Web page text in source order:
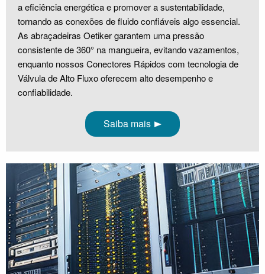
a eficiência energética e promover a sustentabilidade,
tornando as conexões de fluido confiáveis algo essencial.
As abraçadeiras Oetiker garantem uma pressão
consistente de 360° na mangueira, evitando vazamentos,
enquanto nossos Conectores Rápidos com tecnologia de
Válvula de Alto Fluxo oferecem alto desempenho e
confiabilidade.
Saiba mais